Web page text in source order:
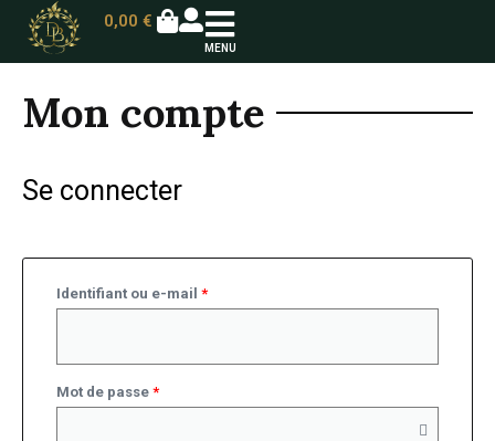
0,00 €
MENU
Mon compte
Se connecter
Identifiant ou e-mail *
Mot de passe *